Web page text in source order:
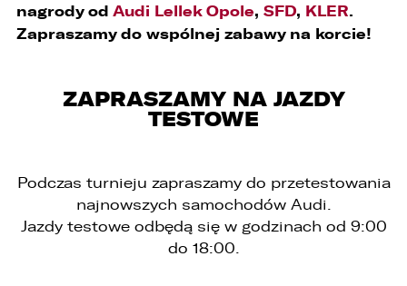
nagrody od Audi Lellek Opole, SFD, KLER.
Zapraszamy do wspólnej zabawy na korcie!
ZAPRASZAMY NA JAZDY
TESTOWE
Podczas turnieju zapraszamy do przetestowania
najnowszych samochodów Audi.
Jazdy testowe odbędą się w godzinach od 9:00
do 18:00.